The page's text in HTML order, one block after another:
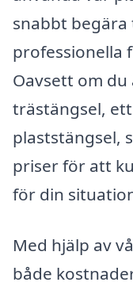
snabbt
professionella
Oavsett om
trästängsel,
plaststängsel,
priser för att
för din
Med hjälp av
både